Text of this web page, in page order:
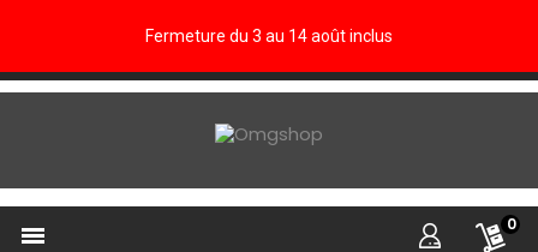
Fermeture du 3 au 14 août inclus
 0